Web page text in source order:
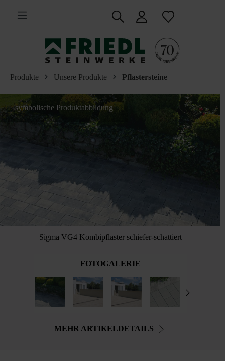
springen
Produkte Unsere Produkte Pflastersteine
Sigma VG4 Kombipflaster schiefer-schattiert
symbolische Produktabbildung
FOTOGALERIE
MEHR ARTIKELDETAILS